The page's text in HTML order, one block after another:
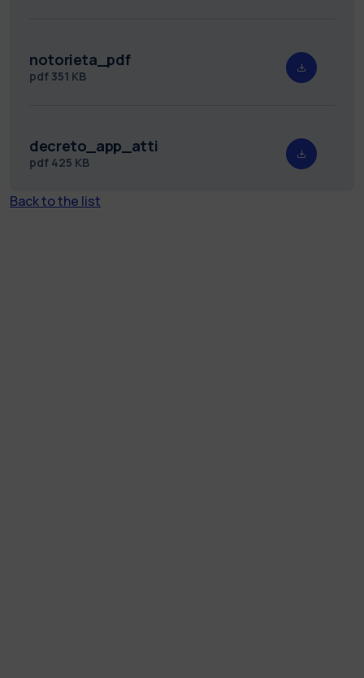
notorieta_pdf
pdf 351 KB
decreto_app_atti
pdf 425 KB
Back to the list